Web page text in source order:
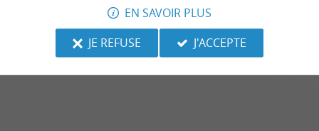
Eugénie-les-Bains : ville thermale au
cœur des Landes !
9,3 km - Eugénie-les-Bains
EN SAVOIR PLUS
JE REFUSE
J'ACCEPTE